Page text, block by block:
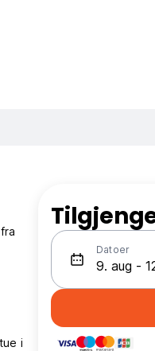
i
Datoer